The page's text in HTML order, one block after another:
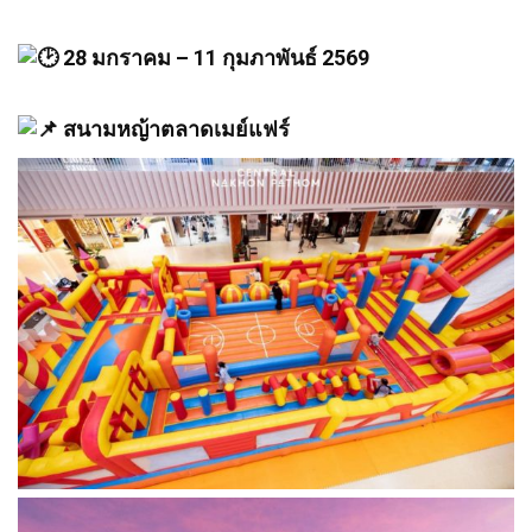
28 มกราคม – 11 กุมภาพันธ์ 2569
สนามหญ้าตลาดเมย์แฟร์